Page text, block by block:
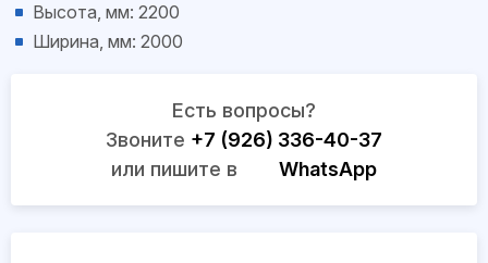
Высота, мм: 2200
Ширина, мм: 2000
Есть вопросы?
Звоните +7 (926) 336-40-37
или пишите в
WhatsApp